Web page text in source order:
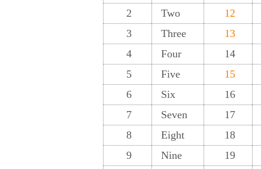
2
Two 12
3
Three 13
4
Four 14
5
Five 15
6
Six 16
7
Seven 17
8
Eight 18
9
Nine 19